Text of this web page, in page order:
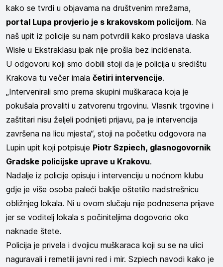
kako se tvrdi u objavama na društvenim mrežama,
portal Lupa provjerio je s krakovskom policijom. Na
naš upit iz policije su nam potvrdili kako proslava ulaska
Wisłe u Ekstraklasu ipak nije prošla bez incidenata.
U odgovoru koji smo dobili stoji da je policija u središtu
Krakova tu večer imala četiri intervencije.
„Intervenirali smo prema skupini muškaraca koja je
pokušala provaliti u zatvorenu trgovinu. Vlasnik trgovine i
zaštitari nisu željeli podnijeti prijavu, pa je intervencija
završena na licu mjesta“, stoji na početku odgovora na
Lupin upit koji potpisuje Piotr Szpiech, glasnogovornik
Gradske policijske uprave u Krakovu.
Nadalje iz policije opisuju i intervenciju u noćnom klubu
gdje je više osoba paleći baklje oštetilo nadstrešnicu
obližnjeg lokala. Ni u ovom slučaju nije podnesena prijave
jer se voditelj lokala s počiniteljima dogovorio oko
naknade štete.
Policija je privela i dvojicu muškaraca koji su se na ulici
naguravali i remetili javni red i mir. Szpiech navodi kako je